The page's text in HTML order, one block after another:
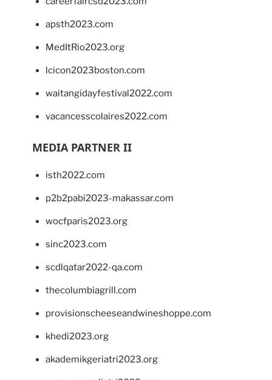
apsth2023.com
MedItRio2023.org
lcicon2023boston.com
waitangidayfestival2022.com
vacancesscolaires2022.com
MEDIA PARTNER II
isth2022.com
p2b2pabi2023-makassar.com
wocfparis2023.org
sinc2023.com
scdlqatar2022-qa.com
thecolumbiagrill.com
provisionscheeseandwineshoppe.com
khedi2023.org
akademikgeriatri2023.org